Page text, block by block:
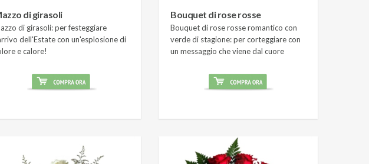
di girasoli
di girasoli: per festeggiare
dell'Estate con un'esplosione di
e calore!
Bouquet di rose rosse
Bouquet di rose rosse romantico con
verde di stagione: per corteggiare con
un messaggio che viene dal cuore